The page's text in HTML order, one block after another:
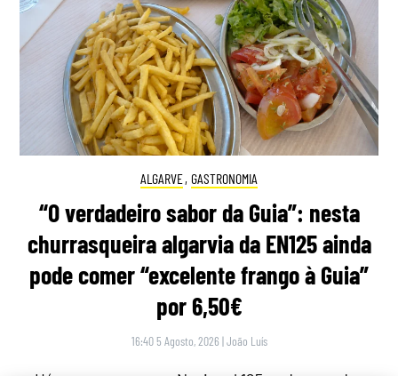
ALGARVE, GASTRONOMIA
“O verdadeiro sabor da Guia”: nesta
churrasqueira algarvia da EN125 ainda
pode comer “excelente frango à Guia”
por 6,50€
16:40 5 Agosto, 2026 |João Luís